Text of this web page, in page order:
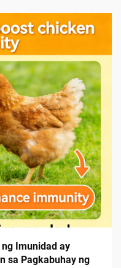
Imunidad ay
sa Pagkabuhay ng